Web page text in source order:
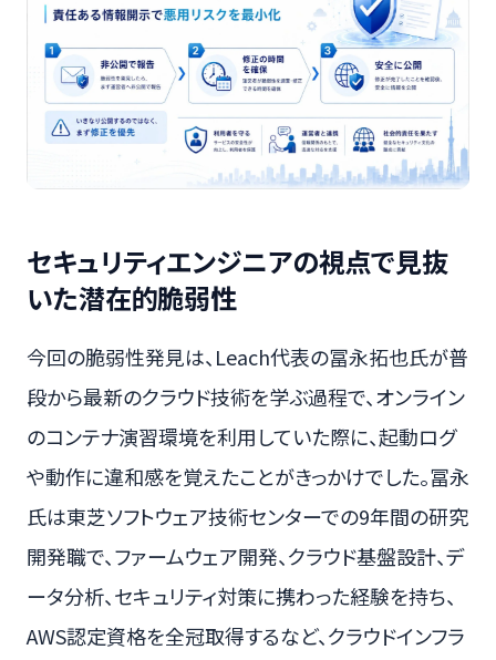
セキュリティエンジニアの視点で見抜
いた潜在的脆弱性
今回の脆弱性発見は、Leach代表の冨永拓也氏が普
段から最新のクラウド技術を学ぶ過程で、オンライン
のコンテナ演習環境を利用していた際に、起動ログ
や動作に違和感を覚えたことがきっかけでした。冨永
氏は東芝ソフトウェア技術センターでの9年間の研究
開発職で、ファームウェア開発、クラウド基盤設計、デ
ータ分析、セキュリティ対策に携わった経験を持ち、
AWS認定資格を全冠取得するなど、クラウドインフラ